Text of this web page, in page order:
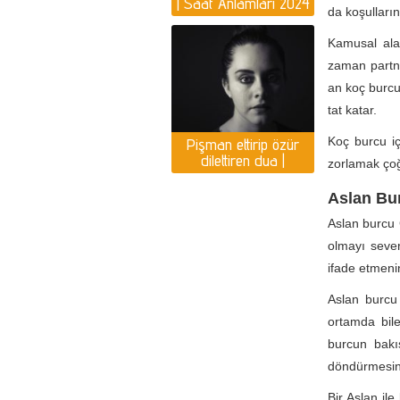
da
Kamusal
zaman
an koç
tat katar.
Koç burcu
zorlamak
Aslan
Aslan burcu
olmayı
ifade
Aslan
ortamda
burcun
Yılı Yorumlar
Pişman ettirip özür
dilettiren dua |
Pişmanlık duası var